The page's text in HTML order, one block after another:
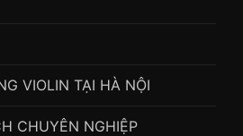
VIOLIN TẠI HÀ NỘI
CHUYÊN NGHIỆP